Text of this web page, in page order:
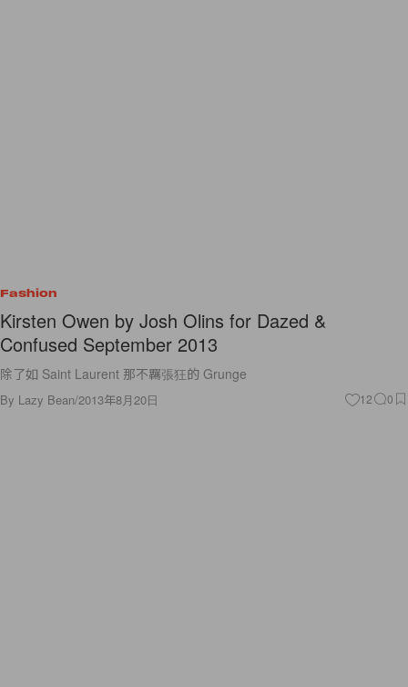
Fashion
Kirsten Owen by Josh Olins for Dazed &
Confused September 2013
除了如 Saint Laurent 那不羈張狂的 Grunge
By Lazy Bean/2013年8月20日 12 0